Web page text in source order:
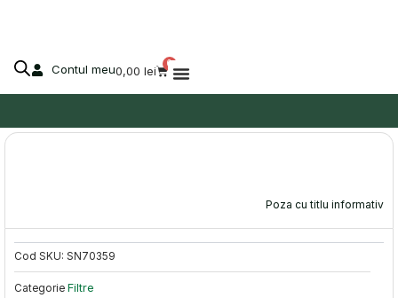
Contul meu0,00 lei
0
Cart
Poza cu titlu informativ
Cod SKU: SN70359
Categorie Filtre